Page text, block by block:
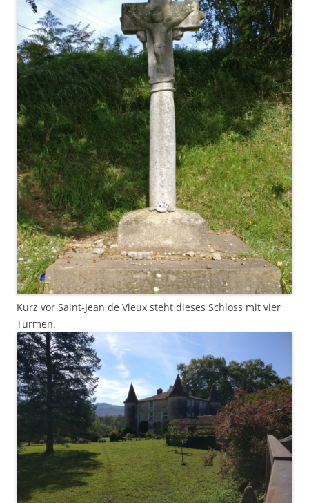
Kurz vor Saint-Jean de Vieux steht dieses Schloss mit vier
Türmen.